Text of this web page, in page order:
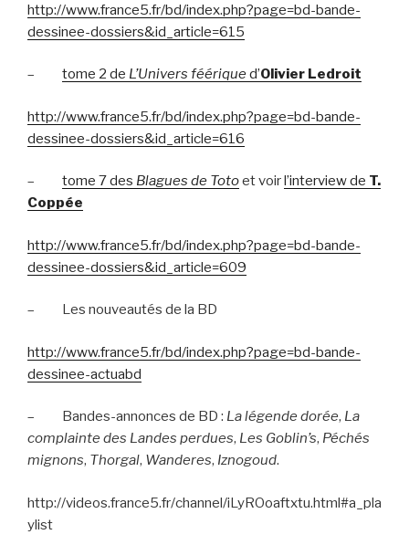
http://www.france5.fr/bd/index.php?page=bd-bande-
dessinee-dossiers&id_article=615
– tome 2 de L’Univers féériqued’Olivier Ledroit
http://www.france5.fr/bd/index.php?page=bd-bande-
dessinee-dossiers&id_article=616
– tome 7 des Blagues de Totoet voirl’interview de T.
Coppée
http://www.france5.fr/bd/index.php?page=bd-bande-
dessinee-dossiers&id_article=609
– Les nouveautés de la BD
http://www.france5.fr/bd/index.php?page=bd-bande-
dessinee-actuabd
– Bandes-annonces de BD : La légende dorée, La
complainte des Landes perdues, Les Goblin’s, Péchés
mignons, Thorgal, Wanderes, Iznogoud.
http://videos.france5.fr/channel/iLyROoaftxtu.html#a_pla
ylist